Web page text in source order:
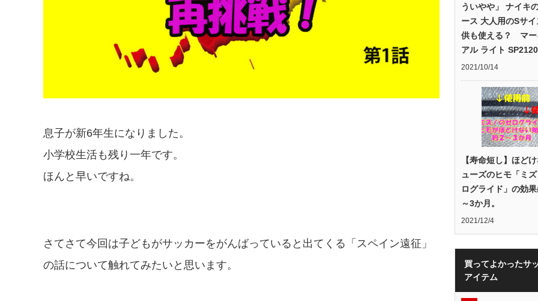
息子が新6年生になりました。
小学校生活も残り一年です。
ほんと早いですね。
さてさて今回は子どもがサッカーをがんばっていると出てくる「スペイン遠征」
の話について触れてみたいと思います。
ういやや」 ナイキ
ース 大人用のSサ
供も使える？ マー
アル ライト SP2120
2021/10/14
【寿命短し】ほど
ューズのヒモ「ミ
ログライド」の効
～3か月。
2021/12/4
買ってよかったサ
アイテム